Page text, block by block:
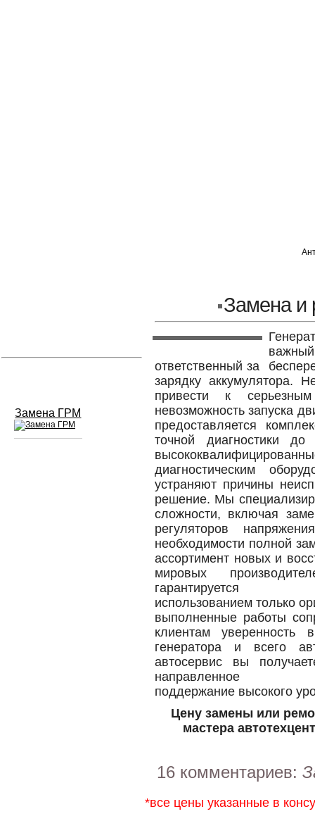
Замена ГРМ
Замена и
ответственный за
зарядку аккумулятора.
привести к
невозможность запуска
предоставляется
точной диагностики
диагностическим
устраняют причины
решение. Мы
сложности, включая
регуляторов
необходимости полной
ассортимент новых и
мировых
гарантируется
использованием только
выполненные работы
клиентам уверенность
генератора и всего
автосервис вы
поддержание высокого
Цену замены или
мастера
16 комментариев:
*все цены указанные в